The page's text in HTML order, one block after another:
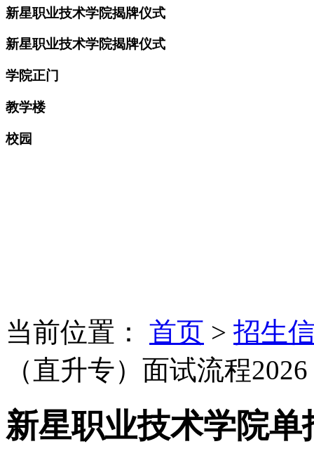
新星职业技术学院揭牌仪式
新星职业技术学院揭牌仪式
学院正门
教学楼
校园
当前位置： 首页 > 招生
（直升专）面试流程
新星职业技术学院